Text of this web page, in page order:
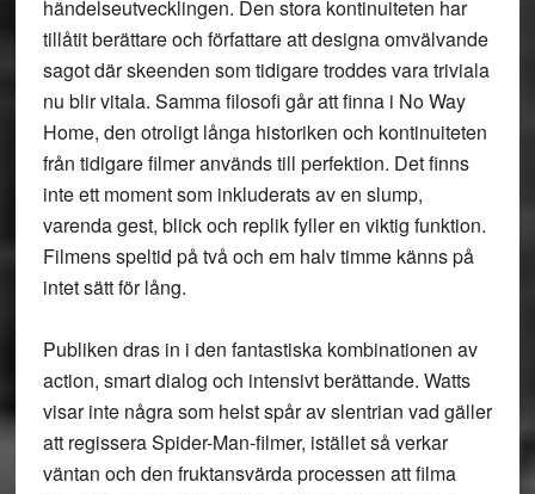
händelseutvecklingen. Den stora kontinuiteten har
tillåtit berättare och författare att designa omvälvande
sagot där skeenden som tidigare troddes vara triviala
nu blir vitala. Samma filosofi går att finna i No Way
Home, den otroligt långa historiken och kontinuiteten
från tidigare filmer används till perfektion. Det finns
inte ett moment som inkluderats av en slump,
varenda gest, blick och replik fyller en viktig funktion.
Filmens speltid på två och em halv timme känns på
intet sätt för lång.
Publiken dras in i den fantastiska kombinationen av
action, smart dialog och intensivt berättande. Watts
visar inte några som helst spår av slentrian vad gäller
att regissera Spider-Man-filmer, istället så verkar
väntan och den fruktansvärda processen att filma